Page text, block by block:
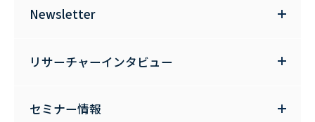
Newsletter
リサーチャーインタビュー
セミナー情報